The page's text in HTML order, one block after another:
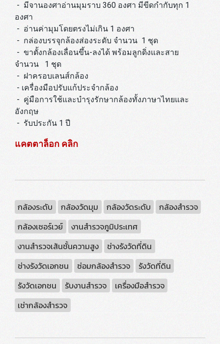
- มีจานองศาอ่านมุมราบ 360 องศา มีขีดกำกับทุก 1
องศา
- อ่านค่ามุมโดยตรงไม่เกิน 1 องศา
- กล่องบรรจุกล้องส่องระดับ จำนวน 1 ชุด
- ขาตั้งกล้องเลื่อนขึ้น-ลงได้ พร้อมลูกดิ่งและสาย
จำนวน 1 ชุด
- ฝาครอบเลนส์กล้อง
- เครื่องมือปรับแก้ประจำกล้อง
- คู่มือการใช้และบำรุงรักษากล้องทั้งภาษาไทยและ
อังกฤษ
- รับประกัน 1 ปี
แคตตาล็อก คลิก
กล้องระดับ กล้องวัดมุม กล้องวัดระดับ
กล้องสำรวจ
กล้องเซอร์เวย์
งานสำรวจภูมิประเทศ
งานสำรวจเส้นชั้นความสูง
ช่างรังวัดที่ดิน
ช่างรังวัดเอกชน
ซ่อมกล้องสำรวจ
รังวัดที่ดิน
รังวัดเอกชน
รับงานสำรวจ
เครื่องมือสำรวจ
เช่ากล้องสำรวจ